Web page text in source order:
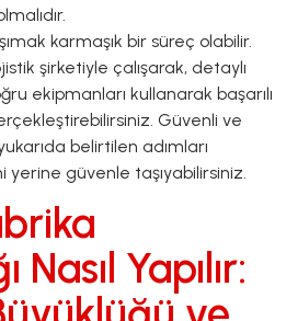
karmaşık bir süreç olabilir.
şirketiyle çalışarak, detaylı
ekipmanları kullanarak başarılı
Güvenli ve
belirtilen adımları
yerine güvenle taşıyabilirsiniz.
Nasıl Yapılır: